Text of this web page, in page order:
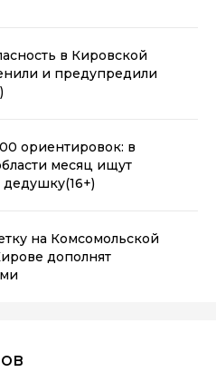
в Кировской
и предупредили
ориентировок: в
месяц ищут
дедушку(16+)
на Комсомольской
дополнят